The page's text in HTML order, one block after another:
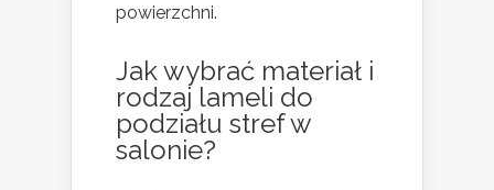
powierzchni.
Jak wybrać materiał i
rodzaj lameli do
podziału stref w
salonie?